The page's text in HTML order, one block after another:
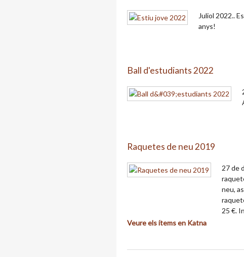
Juliol 2022..
anys!
Ball d'estudiants 2022
Raquetes de neu 2019
27 de
neu,
25 €.
Veure els ítems en Katna